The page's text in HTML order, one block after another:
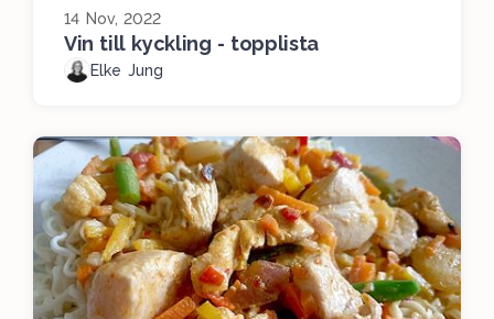
14 Nov, 2022
Vin till kyckling - topplista
Elke Jung